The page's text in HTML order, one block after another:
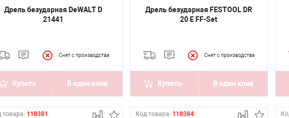
Дрель безударная DeWALT D
21441
Купить В один клик
Дрель безударная FESTOOL DR
20 E FF-Set
Купить В один клик
товара: 118381 Код товара: 118384